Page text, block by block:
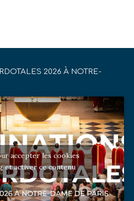
2026 À NOTRE-
accepter les cookies
et activer ce contenu